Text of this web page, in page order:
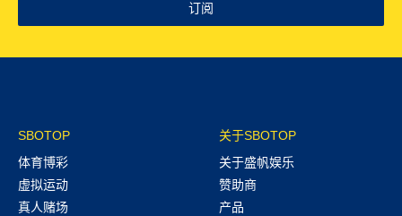
订阅
SBOTOP
体育博彩
虚拟运动
真人赌场
关于SBOTOP
关于盛帆娱乐
赞助商
产品